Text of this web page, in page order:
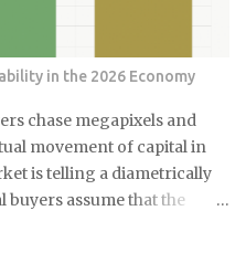
아요. 특히 어린아이나 노약자
를 죽이는 거예요. pH가 2.5 정
경을 만들어주죠. 게다가 식초
없어요. 시중에 파는 곰팡이 제
염소계 표백제나 각종 화학물
샤워실에서 쓰기엔 부담스럽잖
아가고, 피부에 닿아도 큰 문제
in the 2026 Economy
chase megapixels and
movement of capital in
is telling a diametrically
buyers assume that the